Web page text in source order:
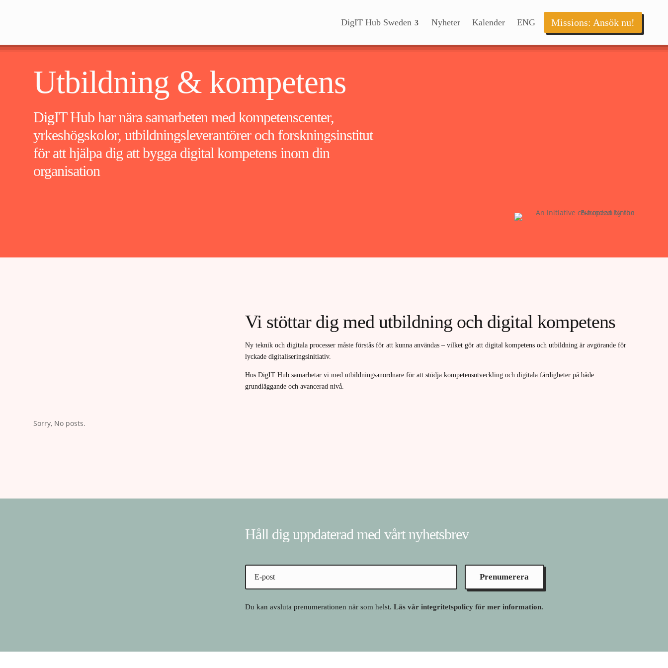
DigIT Hub Sweden Nyheter Kalender ENG Missions: Ansök nu!
Utbildning & kompetens
DigIT Hub har nära samarbeten med kompetenscenter,
yrkeshögskolor, utbildningsleverantörer och forskningsinstitut
för att hjälpa dig att bygga digital kompetens inom din
organisation
Vi stöttar dig med utbildning och digital kompetens
Ny teknik och digitala processer måste förstås för att kunna användas – vilket gör att digital kompetens och utbildning är avgörande för
lyckade digitaliseringsinitiativ.
Hos DigIT Hub samarbetar vi med utbildningsanordnare för att stödja kompetensutveckling och digitala färdigheter på både
grundläggande och avancerad nivå.
Sorry, No posts.
Håll dig uppdaterad med vårt nyhetsbrev
Prenumerera
Du kan avsluta prenumerationen när som helst. Läs vår integritetspolicy för mer information.